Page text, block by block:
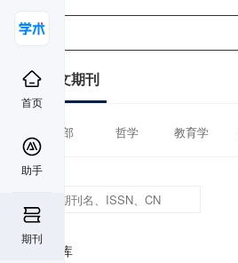
首页
助手
期刊
中文期刊
全部 哲学 教育学
数据库